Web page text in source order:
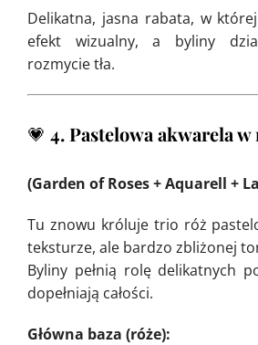
Delikatna, jasna rabata, w
efekt wizualny, a byliny
rozmycie tła.
💗 4. Pastelowa akwarela
(Garden of Roses + Aquarell +
Tu znowu króluje trio róż
teksturze, ale bardzo zbliżonej
Byliny pełnią rolę delikatnych
dopełniają całości.
Główna baza (róże):